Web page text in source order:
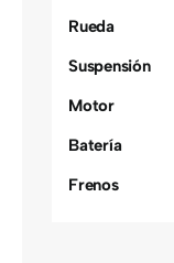
Rueda
Suspensión
Motor
Batería
Frenos